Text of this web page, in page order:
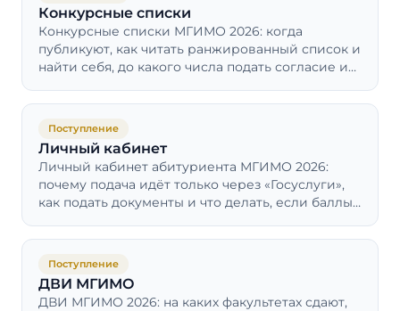
Конкурсные списки
Конкурсные списки МГИМО 2026: когда
публикуют, как читать ранжированный список и
найти себя, до какого числа подать согласие и
Поступление
Личный кабинет
Личный кабинет абитуриента МГИМО 2026:
почему подача идёт только через «Госуслуги»,
как подать документы и что делать, если баллы
Поступление
ДВИ МГИМО
ДВИ МГИМО 2026: на каких факультетах сдают,